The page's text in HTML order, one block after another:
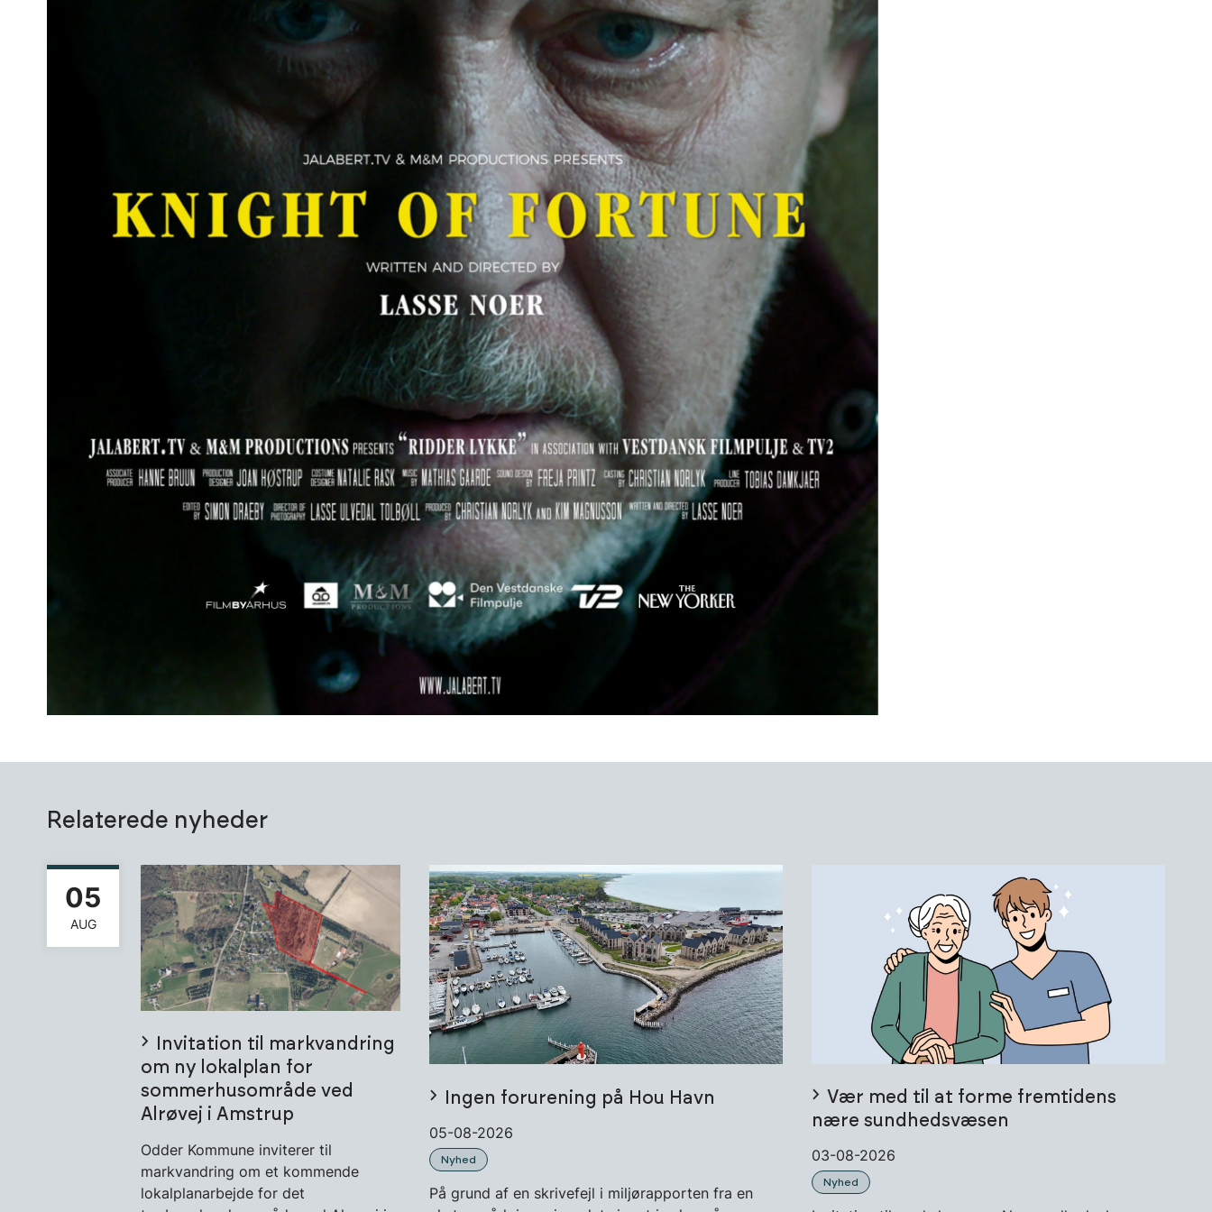
Relaterede nyheder
Invitation til markvandring
om ny lokalplan for
sommerhusområde ved
Alrøvej i Amstrup
05
AUG
Odder Kommune inviterer til
markvandring om et kommende
lokalplanarbejde for det
Ingen forurening på Hou Havn
05-08-2026
Nyhed
På grund af en skrivefejl i miljørapporten fra en
Vær med til at forme fremtidens
nære sundhedsvæsen
03-08-2026
Nyhed